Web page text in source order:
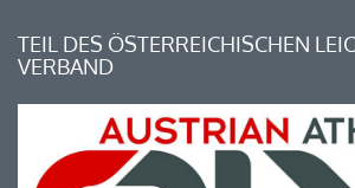
TEIL DES ÖSTERREICHISCHEN
VERBAND